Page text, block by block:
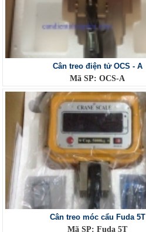
Cân treo điện tử OCS - A
Mã SP: OCS-A
Cân treo móc cẩu Fuda 5T
Mã SP: Fuda 5T